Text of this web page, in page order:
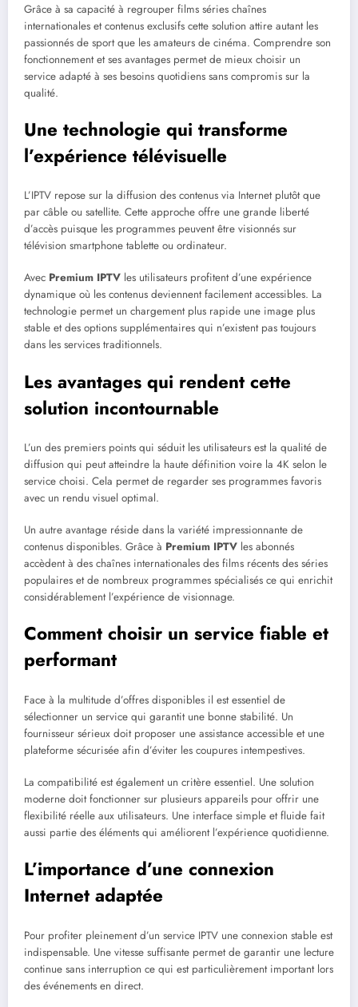
Grâce à sa capacité à regrouper films séries chaînes
internationales et contenus exclusifs cette solution attire autant les
passionnés de sport que les amateurs de cinéma. Comprendre son
fonctionnement et ses avantages permet de mieux choisir un
service adapté à ses besoins quotidiens sans compromis sur la
qualité.
Une technologie qui transforme
l’expérience télévisuelle
L’IPTV repose sur la diffusion des contenus via Internet plutôt que
par câble ou satellite. Cette approche offre une grande liberté
d’accès puisque les programmes peuvent être visionnés sur
télévision smartphone tablette ou ordinateur.
Avec Premium IPTV les utilisateurs profitent d’une expérience
dynamique où les contenus deviennent facilement accessibles. La
technologie permet un chargement plus rapide une image plus
stable et des options supplémentaires qui n’existent pas toujours
dans les services traditionnels.
Les avantages qui rendent cette
solution incontournable
L’un des premiers points qui séduit les utilisateurs est la qualité de
diffusion qui peut atteindre la haute définition voire la 4K selon le
service choisi. Cela permet de regarder ses programmes favoris
avec un rendu visuel optimal.
Un autre avantage réside dans la variété impressionnante de
contenus disponibles. Grâce à Premium IPTV les abonnés
accèdent à des chaînes internationales des films récents des séries
populaires et de nombreux programmes spécialisés ce qui enrichit
considérablement l’expérience de visionnage.
Comment choisir un service fiable et
performant
Face à la multitude d’offres disponibles il est essentiel de
sélectionner un service qui garantit une bonne stabilité. Un
fournisseur sérieux doit proposer une assistance accessible et une
plateforme sécurisée afin d’éviter les coupures intempestives.
La compatibilité est également un critère essentiel. Une solution
moderne doit fonctionner sur plusieurs appareils pour offrir une
flexibilité réelle aux utilisateurs. Une interface simple et fluide fait
aussi partie des éléments qui améliorent l’expérience quotidienne.
L’importance d’une connexion
Internet adaptée
Pour profiter pleinement d’un service IPTV une connexion stable est
indispensable. Une vitesse suffisante permet de garantir une lecture
continue sans interruption ce qui est particulièrement important lors
des événements en direct.